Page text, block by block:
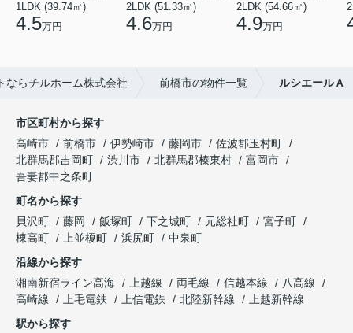
1LDK (39.74㎡)
4.5万円
2LDK (51.33㎡)
4.6万円
2LDK (54.66㎡)
4.9万円
ならチルホーム株式会社 前橋市の物件一覧 ルシエールＡ
市区町村から探す
高崎市
前橋市 伊勢崎市 藤岡市
佐波郡玉村町
北群馬郡吉岡町
渋川市 北群馬郡榛東村
富岡市
吾妻郡中之条町
町名から探す
貝沢町
藤岡 飯塚町 下之城町 元総社町
宮子町
棟高町
上並榎町 浜尻町
中泉町
沿線から探す
湘南新宿ライン高海
上越線 両毛線 信越本線
八高線
高崎線
上毛電鉄 上信電鉄 北陸新幹線
上越新幹線
駅から探す